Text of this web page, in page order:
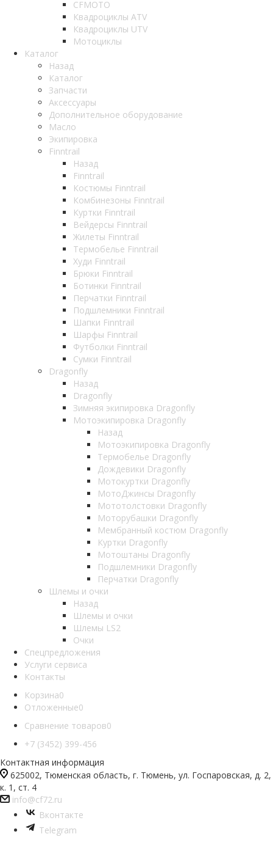
CFMOTO
Квадроциклы ATV
Квадроциклы UTV
Мотоциклы
Каталог
Назад
Каталог
Запчасти
Аксессуары
Дополнительное оборудование
Масло
Экипировка
Finntrail
Назад
Finntrail
Костюмы Finntrail
Комбинезоны Finntrail
Куртки Finntrail
Вейдерсы Finntrail
Жилеты Finntrail
Термобелье Finntrail
Худи Finntrail
Брюки Finntrail
Ботинки Finntrail
Перчатки Finntrail
Подшлемники Finntrail
Шапки Finntrail
Шарфы Finntrail
Футболки Finntrail
Сумки Finntrail
Dragonfly
Назад
Dragonfly
Зимняя экипировка Dragonfly
Мотоэкипировка Dragonfly
Назад
Мотоэкипировка Dragonfly
Термобелье Dragonfly
Дождевики Dragonfly
Мотокуртки Dragonfly
МотоДжинсы Dragonfly
Мототолстовки Dragonfly
Моторубашки Dragonfly
Мембранный костюм Dragonfly
Куртки Dragonfly
Мотоштаны Dragonfly
Подшлемники Dragonfly
Перчатки Dragonfly
Шлемы и очки
Назад
Шлемы и очки
Шлемы LS2
Очки
Спецпредложения
Услуги сервиса
Контакты
Корзина0
Отложенные0
Сравнение товаров0
+7 (3452) 399-456
Контактная информация
625002, Тюменская область, г. Тюмень, ул. Госпаровская, д. 2,
к. 1, ст. 4
info@cf72.ru
Вконтакте
Telegram